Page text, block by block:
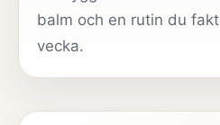
balm och en rutin du
vecka.